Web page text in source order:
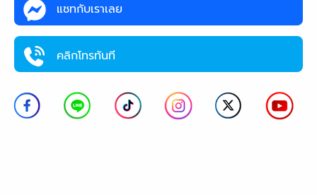
แชทกับเราเลย
คลิกโทรทันที